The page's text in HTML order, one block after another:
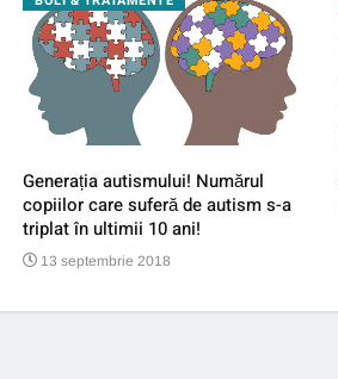
Generația autismului! Numărul
copiilor care suferă de autism s-a
triplat în ultimii 10 ani!
13 septembrie 2018